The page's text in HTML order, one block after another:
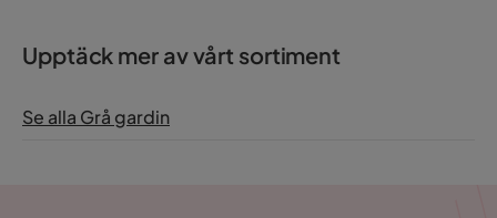
Upptäck mer av vårt sortiment
Se alla Grå gardin